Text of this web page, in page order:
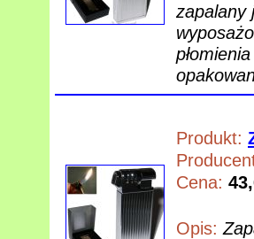
zapalany
Produkt:
Cena:
Opis: